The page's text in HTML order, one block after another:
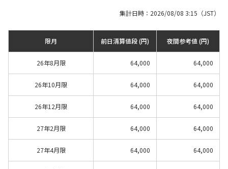
集計日時：2026/08/08 3:15（JST）
限月 前日清算値段 (円) 夜間参考値 (円)
26年8月限 64,000 64,000
26年10月限 64,000 64,000
26年12月限 64,000 64,000
27年2月限 64,000 64,000
27年4月限 64,000 64,000